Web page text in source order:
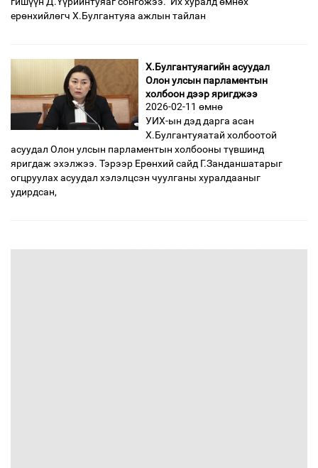
ерөнхийлөгч Х.Булгантуяа ажлын тайлан
Х.Булгантуяагийн асуудал
Олон улсын парламентын
холбоон дээр яригджээ
2026-02-11 өмнө
УИХ-ын дэд дарга асан
Х.Булгантуяатай холбоотой
асуудал Олон улсын парламентын холбооны түвшинд
яригдаж эхэлжээ. Тэрээр Ерөнхий сайд Г.Занданшатарыг
огцруулах асуудал хэлэлцсэн чуулганы хуралдааныг
удирдсан,